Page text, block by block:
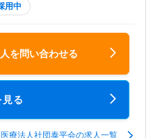
用中
を問い合わせる
る
医療法人社団泰平会の求人一覧